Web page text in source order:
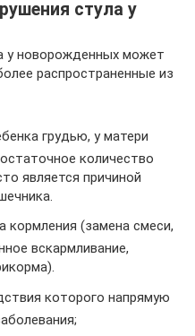
стула у
у новорожденных может
распространенные из
грудью, у матери
количество
является причиной
кормления (замена смеси,
вскармливание,
которого напрямую